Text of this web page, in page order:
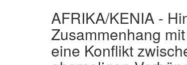
AFRIKA/KENIA -
Zusammenhang
eine Konflikt